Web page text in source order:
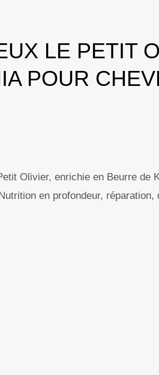
LE PETIT
POUR
Olivier, enrichie en Beurre de
en profondeur,